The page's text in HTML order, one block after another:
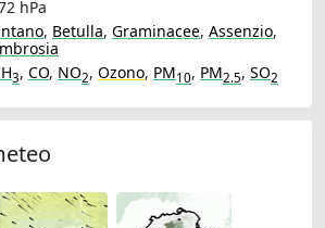
hPa
, Betulla, Graminacee, Assenzio,
3, CO, NO2, Ozono, PM10, PM2.5, SO2